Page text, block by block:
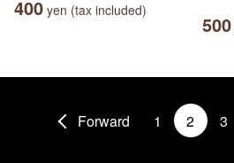
400 yen (tax included)
500
Forward 1 2 3